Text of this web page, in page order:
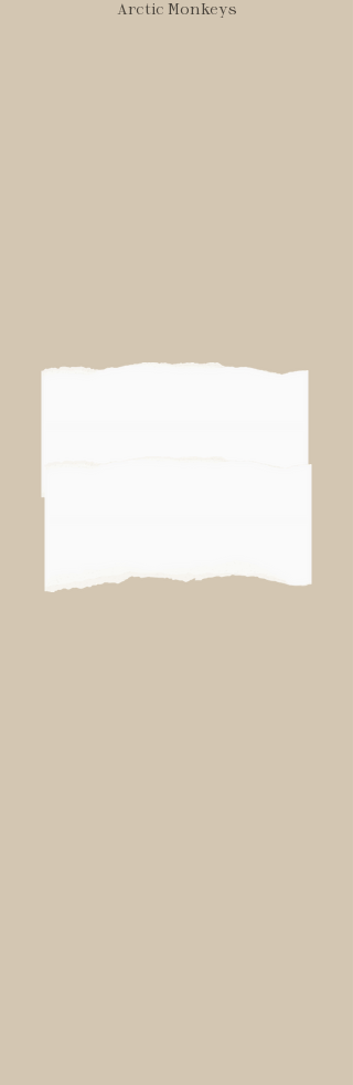
Arctic Monkeys